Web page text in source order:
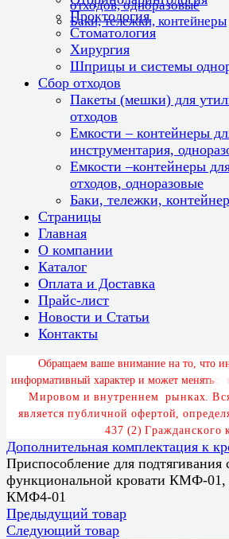
отходов, одноразовые
Баки, тележки, контейнеры
Проктология
Стоматология
Хирургия
Шприцы и системы
Сбор отходов
Пакеты (мешки) для
отходов
Емкости – контейнеры
инструментария,
Емкости –контейнеры
отходов, одноразовые
Баки, тележки,
Страницы
Главная
О компании
Каталог
Оплата и Доставка
Прайс-лист
Новости и Статьи
Контакты
Обращаем ваше внимание на то, что и
информативный характер и может менятьс
Мировом и внутреннем рынках. Вс
является публичной офертой, определ
437 (2) Гражданского
Дополнительная комплектация к
Приспособление для подтягивания
функциональной кровати КМФ-
КМФ4-01
Предыдущий товар
Следующий товар